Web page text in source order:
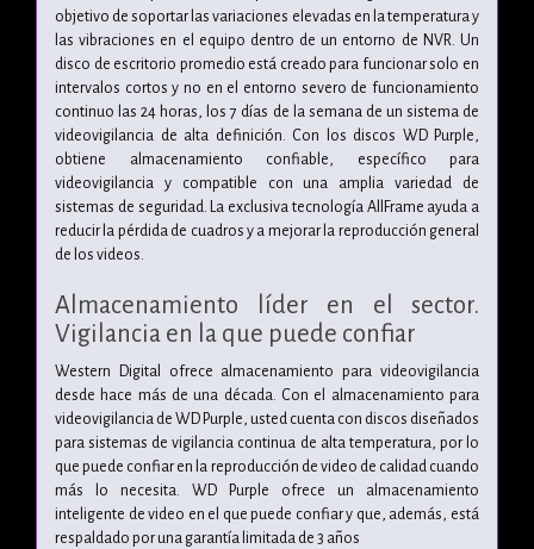
objetivo de soportar las variaciones elevadas en la temperatura y
las vibraciones en el equipo dentro de un entorno de NVR. Un
disco de escritorio promedio está creado para funcionar solo en
intervalos cortos y no en el entorno severo de funcionamiento
continuo las 24 horas, los 7 días de la semana de un sistema de
videovigilancia de alta definición. Con los discos WD Purple,
obtiene almacenamiento confiable, específico para
videovigilancia y compatible con una amplia variedad de
sistemas de seguridad. La exclusiva tecnología AllFrame ayuda a
reducir la pérdida de cuadros y a mejorar la reproducción general
de los videos.
Almacenamiento líder en el sector.
Vigilancia en la que puede confiar
Western Digital ofrece almacenamiento para videovigilancia
desde hace más de una década. Con el almacenamiento para
videovigilancia de WD Purple, usted cuenta con discos diseñados
para sistemas de vigilancia continua de alta temperatura, por lo
que puede confiar en la reproducción de video de calidad cuando
más lo necesita. WD Purple ofrece un almacenamiento
inteligente de video en el que puede confiar y que, además, está
respaldado por una garantía limitada de 3 años